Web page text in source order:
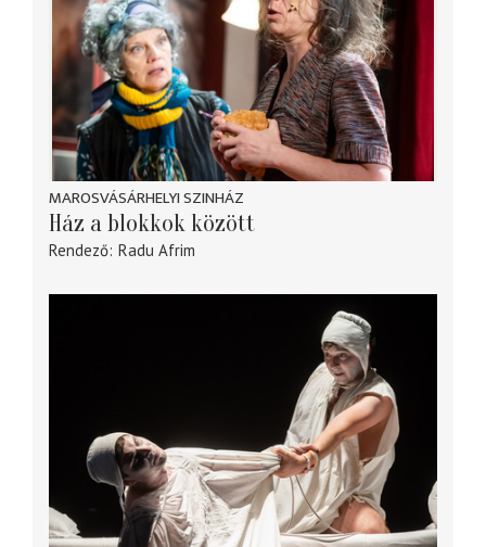
MAROSVÁSÁRHELYI SZINHÁZ
Ház a blokkok között
Rendező Radu Afrim